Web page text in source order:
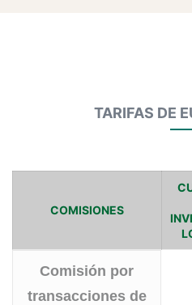
Tarifas
de
TARIFAS DE
COMISIONES
Comisión por
transacciones de